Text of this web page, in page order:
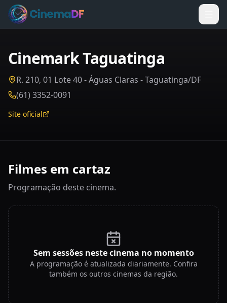
Cinemark Taguatinga
R. 210, 01 Lote 40 - Águas Claras - Taguatinga/DF
(61) 3352-0091
Site oficial
Filmes em cartaz
Programação deste cinema.
Sem sessões neste cinema no momento
A programação é atualizada diariamente. Confira
também os outros cinemas da região.